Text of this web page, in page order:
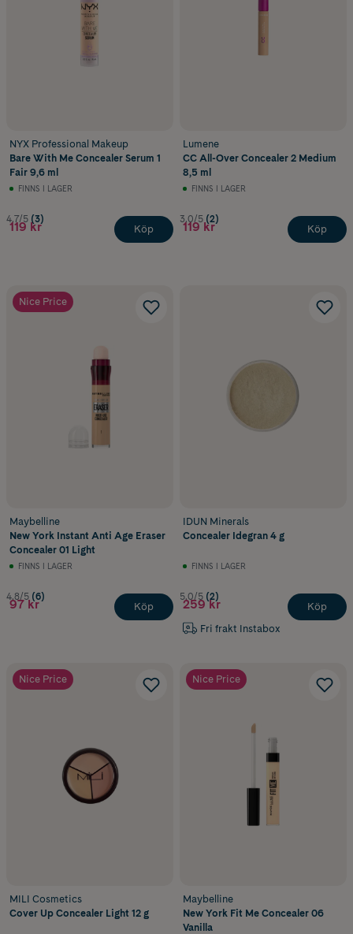
NYX Professional Makeup
Bare With Me Concealer Serum 1
Fair 9,6 ml
FINNS I LAGER
4.7/5 (3)
119 kr Köp
Lumene
CC All-Over Concealer 2 Medium
8,5 ml
FINNS I LAGER
3.0/5 (2)
119 kr Köp
Nice Price
Maybelline
New York Instant Anti Age Eraser
Concealer 01 Light
FINNS I LAGER
4.8/5 (6)
97 kr Köp
IDUN Minerals
Concealer Idegran 4 g
FINNS I LAGER
5.0/5 (2)
259 kr
Fri frakt Instabox
Köp
Nice Price
MILI Cosmetics
Cover Up Concealer Light 12 g
Nice Price
Maybelline
New York Fit Me Concealer 06
Vanilla